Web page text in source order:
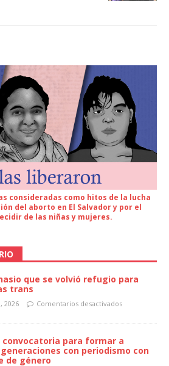
consideradas como hitos de la lucha
del aborto en El Salvador y por el
de las niñas y mujeres.
que se volvió refugio para
trans
2026 Comentarios desactivados
convocatoria para formar a
con periodismo con
de género